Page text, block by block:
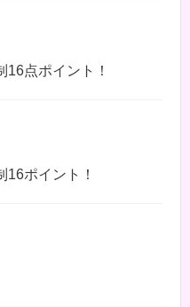
点ポイント！
16ポイント！